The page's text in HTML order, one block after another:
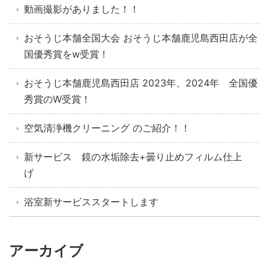
動画撮影がありました！！
おそうじ本舗全国大会 おそうじ本舗鹿児島西田店が全
国優秀賞をw受賞！
おそうじ本舗鹿児島西田店 2023年、2024年 全国優
秀賞のW受賞！
空気清浄機クリーニング のご紹介！！
新サービス 鏡の水垢除去+曇り止めフィルム仕上
げ
浴室新サービススタートします
アーカイブ